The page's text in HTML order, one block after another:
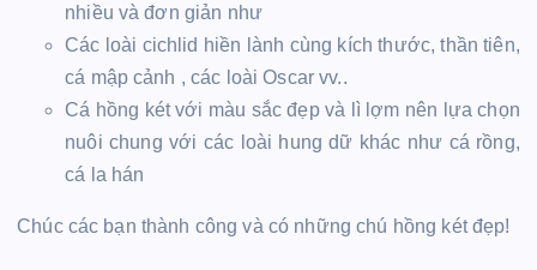
nhiều và đơn giản như
Các loài cichlid hiền lành cùng kích thước, thần tiên,
cá mập cảnh , các loài Oscar vv..
Cá hồng két với màu sắc đẹp và lì lợm nên lựa chọn
nuôi chung với các loài hung dữ khác như cá rồng,
cá la hán
Chúc các bạn thành công và có những chú hồng két đẹp!